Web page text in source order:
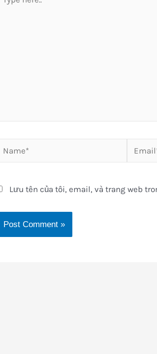
here..
Name* Email*
Lưu tên của tôi, email, và trang web